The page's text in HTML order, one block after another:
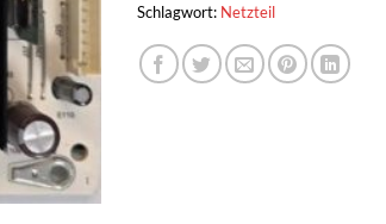
Schlagwort: Netzteil